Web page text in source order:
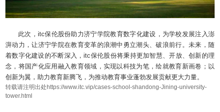
此次，itc保伦股份助力济宁学院教育数字化建设，为学校发展注入澎
湃动力，让济宁学院在教育变革的浪潮中勇立潮头、破浪前行。未来，随
着数字化建设的不断深入，itc保伦股份将秉持更加智慧、开放、创新的理
念，将国产化应用融入教育领域，实现以科技为笔，绘就教育新画卷；以
创新为翼，助力教育新腾飞，为推动教育事业蓬勃发展贡献更大力量。
转载请注明出处https://www.itc.vip/cases-school-shandong-Jining-university-
tower.html